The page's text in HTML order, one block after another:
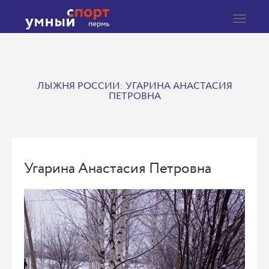
Toggle
ЛЫЖНЯ РОССИИ: УГАРИНА АНАСТАСИЯ
ПЕТРОВНА
Угарина Анастасия Петровна